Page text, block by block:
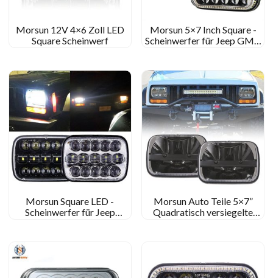
Morsun 12V 4×6 Zoll LED
Square Scheinwerf
Morsun 5×7 Inch Square -
Scheinwerfer für Jeep GMC
Morsun Square LED -
Scheinwerfer für Jeep
Scheinwerferprojektor
Morsun Auto Teile 5×7”
Quadratisch versiegelte